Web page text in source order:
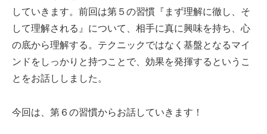
していきます。前回は第５の習慣『まず理解に徹し、そ
して理解される』について、相手に真に興味を持ち、心
の底から理解する。テクニックではなく基盤となるマイ
ンドをしっかりと持つことで、効果を発揮するというこ
とをお話ししました。
今回は、第６の習慣からお話していきます！